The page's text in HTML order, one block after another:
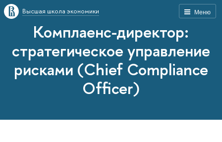
Меню
Высшая школа экономики
Комплаенс-директор:
стратегическое управление
рисками (Chief Compliance
Officer)